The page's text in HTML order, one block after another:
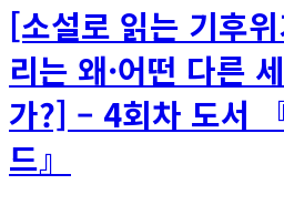
[소설로 읽는 기후
리는 왜·어떤 다른
가?] – 4회차 도서
드』